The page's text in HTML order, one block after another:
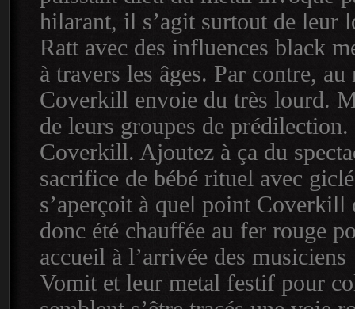
hilarant, il s’agit surtout de leur
Ratt avec des influences black
à travers les âges. Par contre,
Coverkill envoie du très lourd.
de leurs groupes de
Coverkill. Ajoutez à ça du
sacrifice de bébé rituel avec
s’aperçoit à quel point Coverkill
donc été chauffée au fer rouge
accueil à l’arrivée des
Vomit et leur metal festif pour